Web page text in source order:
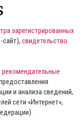
зарегистрированных
сайт), свидетельство
рекомендательные
и анализа сведений,
сети «Интернет»,